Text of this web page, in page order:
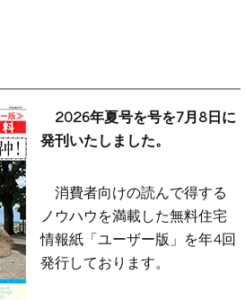
2026年夏号を号を7月8日に
発刊いたしました。
消費者向けの読んで得する
ノウハウを満載した無料住宅
情報紙「ユーザー版」を年4回
発行しております。